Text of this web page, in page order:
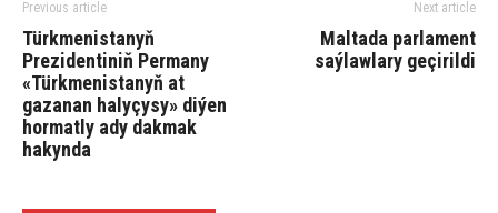
Previous article
Türkmenistanyň
Prezidentiniň Permany
«Türkmenistanyň at
gazanan halyçysy» diýen
hormatly ady dakmak
hakynda
Next article
Maltada parlament
saýlawlary geçirildi